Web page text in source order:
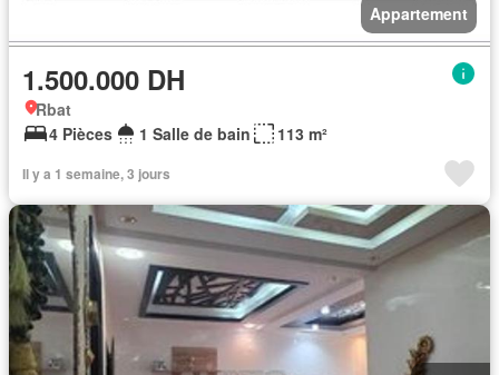
Appartement
1.500.000 DH
Rbat
4 Pièces
1 Salle de bain 113 m²
Il y a 1 semaine, 3 jours